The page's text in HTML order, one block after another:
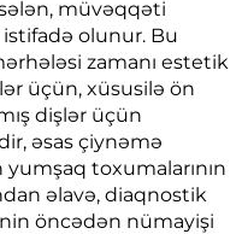
müvəqqəti
olunur. Bu
zamanı estetik
üçün, xüsusilə ön
dişlər üçün
əsas çiynəmə
yumşaq toxumalarının
əlavə, diaqnostik
öncədən nümayişi